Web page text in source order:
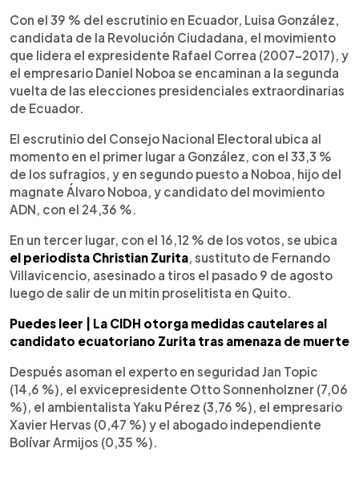
► Escuchar artículo
Con el 39 % del escrutinio en Ecuador, Luisa González,
candidata de la Revolución Ciudadana, el movimiento
que lidera el expresidente Rafael Correa (2007-2017), y
el empresario Daniel Noboa se encaminan a la segunda
vuelta de las elecciones presidenciales extraordinarias
de Ecuador.
El escrutinio del Consejo Nacional Electoral ubica al
momento en el primer lugar a González, con el 33,3 %
de los sufragios, y en segundo puesto a Noboa, hijo del
magnate Álvaro Noboa, y candidato del movimiento
ADN, con el 24,36 %.
En un tercer lugar, con el 16,12 % de los votos, se ubica
el periodista Christian Zurita , sustituto de Fernando
Villavicencio, asesinado a tiros el pasado 9 de agosto
luego de salir de un mitin proselitista en Quito.
Puedes leer | La CIDH otorga medidas cautelares al
candidato ecuatoriano Zurita tras amenaza de muerte
Después asoman el experto en seguridad Jan Topic
(14,6 %), el exvicepresidente Otto Sonnenholzner (7,06
%), el ambientalista Yaku Pérez (3,76 %), el empresario
Xavier Hervas (0,47 %) y el abogado independiente
Bolívar Armijos (0,35 %).